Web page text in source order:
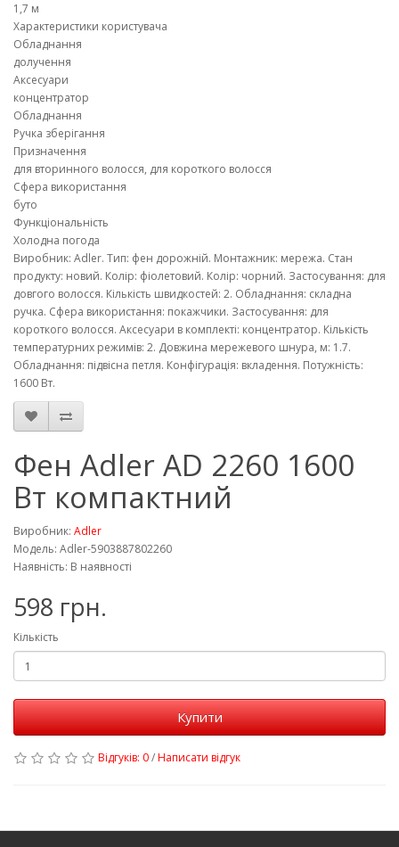
1,7 м
Характеристики користувача
Обладнання
долучення
Аксесуари
концентратор
Обладнання
Ручка зберігання
Призначення
для вторинного волосся, для короткого волосся
Сфера використання
буто
Функціональність
Холодна погода
Виробник: Adler. Тип: фен дорожній. Монтажник: мережа. Стан
продукту: новий. Колір: фіолетовий. Колір: чорний. Застосування: для
довгого волосся. Кількість швидкостей: 2. Обладнання: складна
ручка. Сфера використання: покажчики. Застосування: для
короткого волосся. Аксесуари в комплекті: концентратор. Кількість
температурних режимів: 2. Довжина мережевого шнура, м: 1.7.
Обладнання: підвісна петля. Конфігурація: вкладення. Потужність:
1600 Вт.
Фен Adler AD 2260 1600
Вт компактний
Виробник: Adler
Модель: Adler-5903887802260
Наявність: В наявності
598 грн.
Кількість
Купити
Відгуків: 0/Написати відгук